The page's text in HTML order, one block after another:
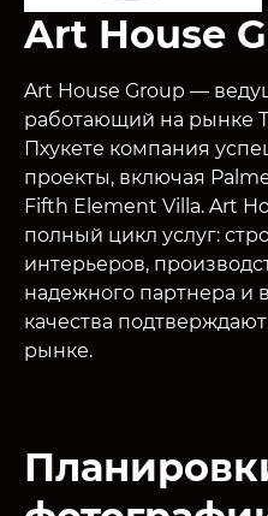
Art House
Art House Group —
работающий на рынке
Пхукете компания
проекты, включая
Fifth Element Villa. Art
полный цикл услуг:
интерьеров,
надежного партнера и
качества
рынке.